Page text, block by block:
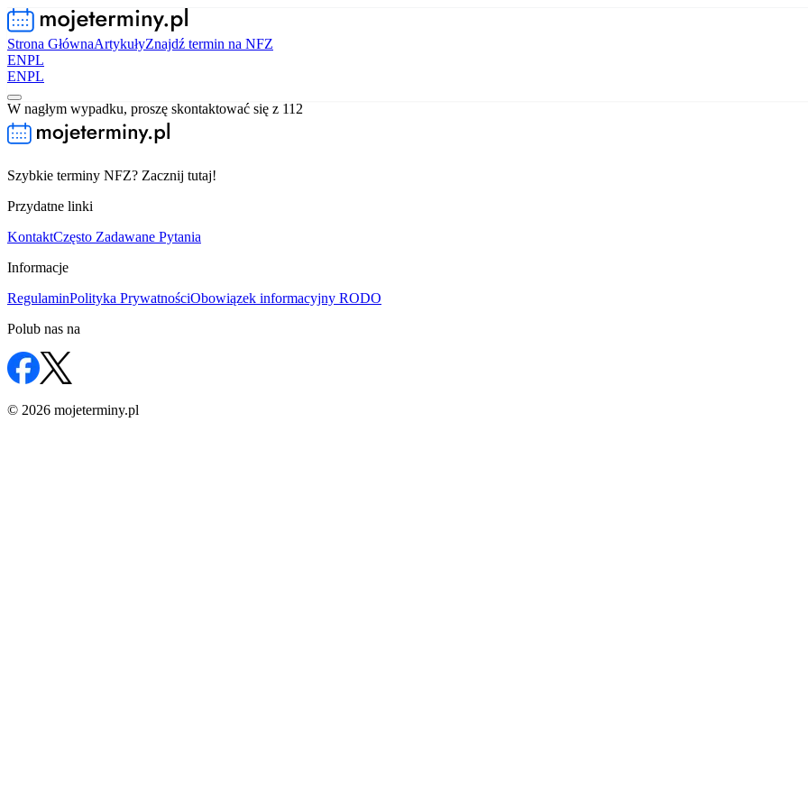
Strona GłównaArtykułyZnajdź termin na NFZ
ENPL
ENPL
W nagłym wypadku, proszę skontaktować się z 112
Szybkie terminy NFZ? Zacznij tutaj!
Przydatne linki
KontaktCzęsto Zadawane Pytania
Informacje
RegulaminPolityka PrywatnościObowiązek informacyjny RODO
Polub nas na
© 2026 mojeterminy.pl